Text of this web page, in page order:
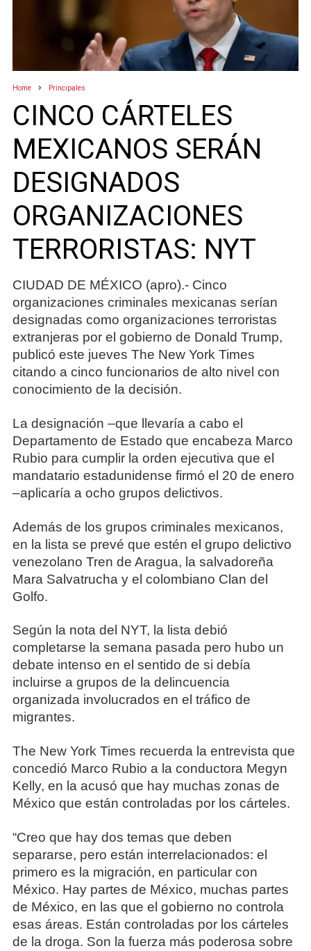
Home Principales
CINCO CÁRTELES
MEXICANOS SERÁN
DESIGNADOS
ORGANIZACIONES
TERRORISTAS: NYT
CIUDAD DE MÉXICO (apro).- Cinco
organizaciones criminales mexicanas serían
designadas como organizaciones terroristas
extranjeras por el gobierno de Donald Trump,
publicó este jueves The New York Times
citando a cinco funcionarios de alto nivel con
conocimiento de la decisión.
La designación –que llevaría a cabo el
Departamento de Estado que encabeza Marco
Rubio para cumplir la orden ejecutiva que el
mandatario estadunidense firmó el 20 de enero
–aplicaría a ocho grupos delictivos.
Además de los grupos criminales mexicanos,
en la lista se prevé que estén el grupo delictivo
venezolano Tren de Aragua, la salvadoreña
Mara Salvatrucha y el colombiano Clan del
Golfo.
Según la nota del NYT, la lista debió
completarse la semana pasada pero hubo un
debate intenso en el sentido de si debía
incluirse a grupos de la delincuencia
organizada involucrados en el tráfico de
migrantes.
The New York Times recuerda la entrevista que
concedió Marco Rubio a la conductora Megyn
Kelly, en la acusó que hay muchas zonas de
México que están controladas por los cárteles.
“Creo que hay dos temas que deben
separarse, pero están interrelacionados: el
primero es la migración, en particular con
México. Hay partes de México, muchas partes
de México, en las que el gobierno no controla
esas áreas. Están controladas por los cárteles
de la droga. Son la fuerza más poderosa sobre